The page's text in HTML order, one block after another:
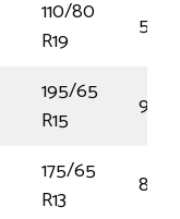
110/80
R19
59V
195/65
R15
95T
175/65
R13
80T